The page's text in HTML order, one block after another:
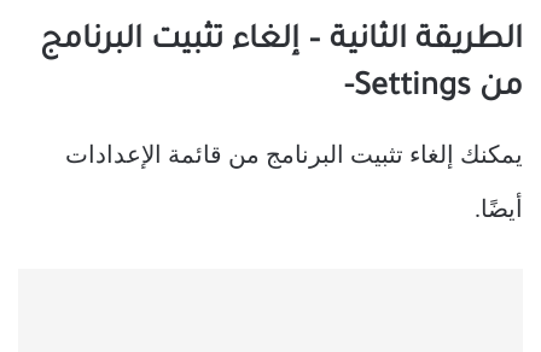
الطريقة الثانية – إلغاء تثبيت البرنامج
من Settings-
يمكنك إلغاء تثبيت البرنامج من قائمة الإعدادات
أيضًا.